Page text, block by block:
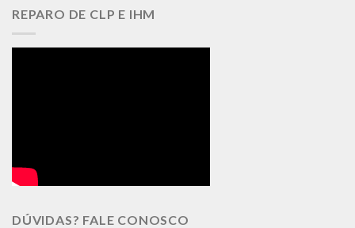
REPARO DE CLP E IHM
DÚVIDAS? FALE CONOSCO